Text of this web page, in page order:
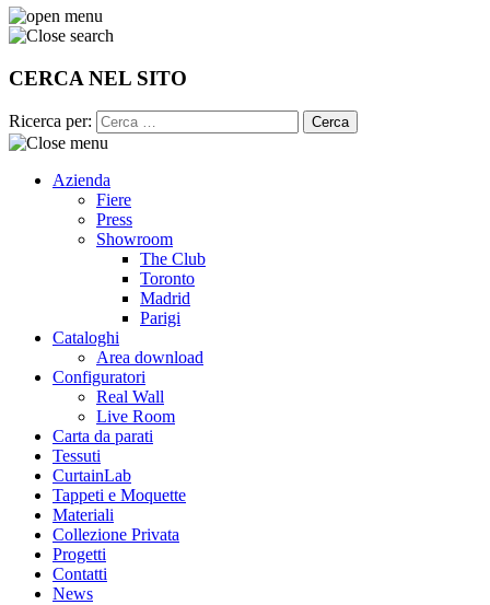
CERCA NEL SITO
Ricerca per:
Azienda
Fiere
Press
Showroom
The Club
Toronto
Madrid
Parigi
Cataloghi
Area download
Configuratori
Real Wall
Live Room
Carta da parati
Tessuti
CurtainLab
Tappeti e Moquette
Materiali
Collezione Privata
Progetti
Contatti
News